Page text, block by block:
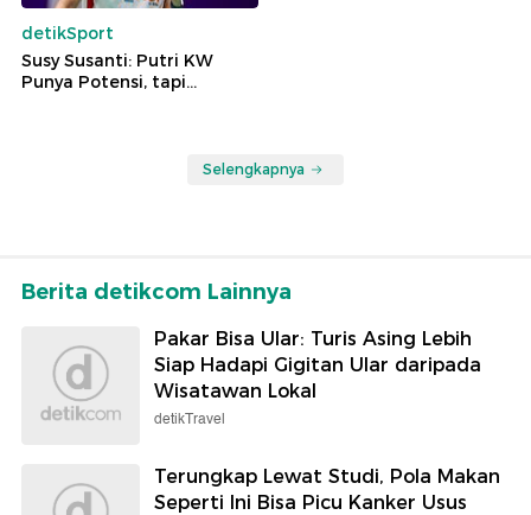
detikSport
Susy Susanti: Putri KW
Punya Potensi, tapi...
Selengkapnya
Berita detikcom Lainnya
Pakar Bisa Ular: Turis Asing Lebih
Siap Hadapi Gigitan Ular daripada
Wisatawan Lokal
detikTravel
Terungkap Lewat Studi, Pola Makan
Seperti Ini Bisa Picu Kanker Usus